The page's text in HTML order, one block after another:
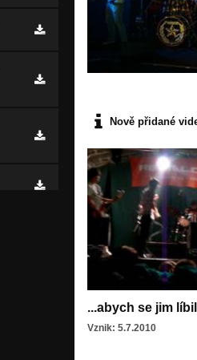
Nově přidané
...abych se jim líbil
Vznik: 5.7.2010